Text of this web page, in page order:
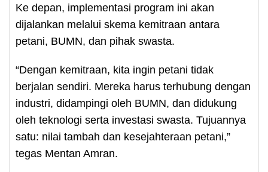
Ke depan, implementasi program ini akan
dijalankan melalui skema kemitraan antara
petani, BUMN, dan pihak swasta.
“Dengan kemitraan, kita ingin petani tidak
berjalan sendiri. Mereka harus terhubung dengan
industri, didampingi oleh BUMN, dan didukung
oleh teknologi serta investasi swasta. Tujuannya
satu: nilai tambah dan kesejahteraan petani,”
tegas Mentan Amran.